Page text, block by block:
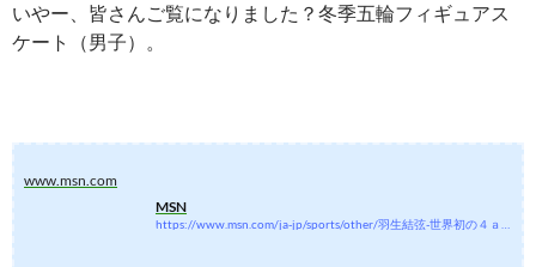
いやー、皆さんご覧になりました？冬季五輪フィギュアス
ケート（男子）。
www.msn.com
MSN